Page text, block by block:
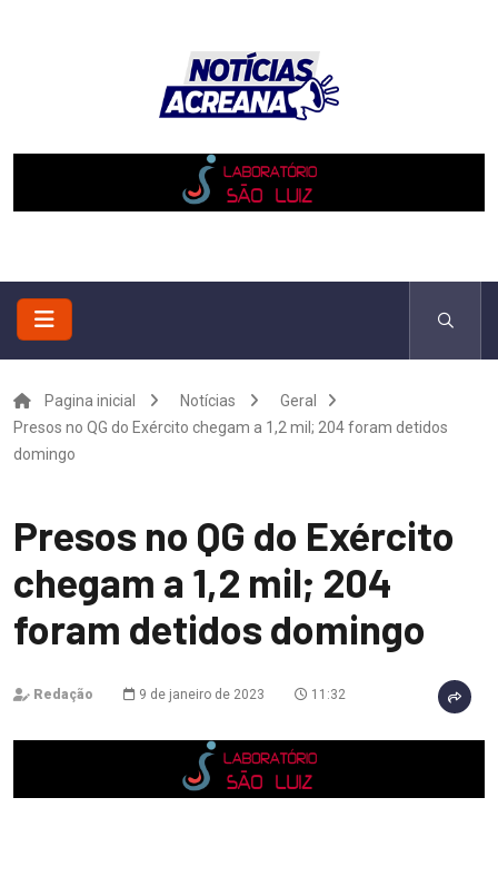
Pagina inicial Notícias
Geral
Presos no QG do Exército chegam a 1,2 mil; 204 foram detidos
domingo
Presos no QG do Exército
chegam a 1,2 mil; 204
foram detidos domingo
Redação 9 de janeiro de 2023 11:32